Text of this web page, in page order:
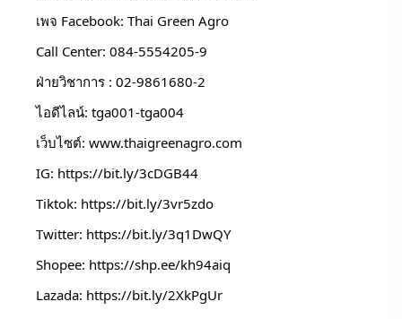
เพจ Facebook: Thai Green Agro
Call Center: 084-5554205-9
ฝ่ายวิชาการ : 02-9861680-2
ไอดีไลน์: tga001-tga004
เว็บไซต์: www.thaigreenagro.com
IG: https://bit.ly/3cDGB44
Tiktok: https://bit.ly/3vr5zdo
Twitter: https://bit.ly/3q1DwQY
Shopee: https://shp.ee/kh94aiq
Lazada: https://bit.ly/2XkPgUr